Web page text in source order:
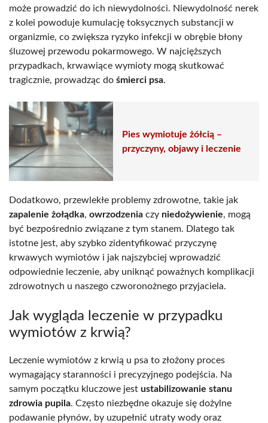
może prowadzić do ich niewydolności. Niewydolność nerek
z kolei powoduje kumulację toksycznych substancji w
organizmie, co zwiększa ryzyko infekcji w obrębie błony
śluzowej przewodu pokarmowego. W najcięższych
przypadkach, krwawiące wymioty mogą skutkować
tragicznie, prowadząc do śmierci psa.
Pies wymiotuje żółcią –
przyczyny, objawy i leczenie
Dodatkowo, przewlekłe problemy zdrowotne, takie jak
zapalenie żołądka, owrzodzenia czy niedożywienie, mogą
być bezpośrednio związane z tym stanem. Dlatego tak
istotne jest, aby szybko zidentyfikować przyczynę
krwawych wymiotów i jak najszybciej wprowadzić
odpowiednie leczenie, aby uniknąć poważnych komplikacji
zdrowotnych u naszego czworonożnego przyjaciela.
Jak wygląda leczenie w przypadku
wymiotów z krwią?
Leczenie wymiotów z krwią u psa to złożony proces
wymagający staranności i precyzyjnego podejścia. Na
samym początku kluczowe jest ustabilizowanie stanu
zdrowia pupila. Często niezbędne okazuje się dożylne
podawanie płynów, by uzupełnić utraty wody oraz